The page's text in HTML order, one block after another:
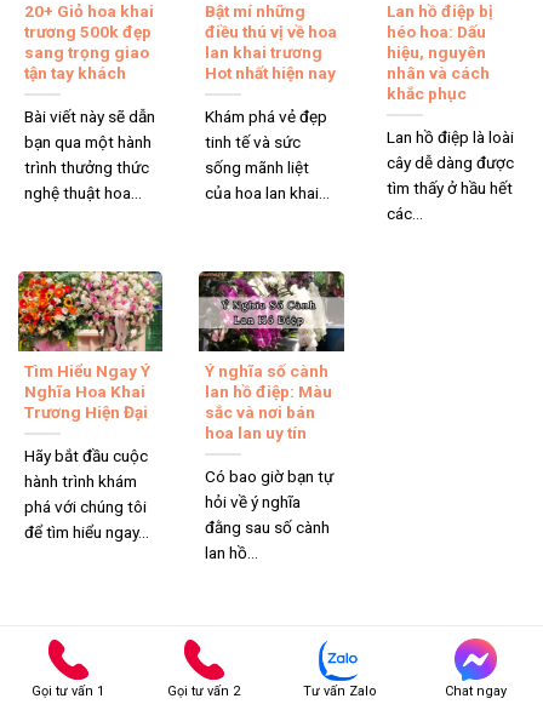
20+ Giỏ hoa khai
trương 500k đẹp
sang trọng giao
tận tay khách
Bài viết này sẽ dẫn
bạn qua một hành
trình thưởng thức
nghệ thuật hoa...
Bật mí những
điều thú vị về hoa
lan khai trương
Hot nhất hiện nay
Khám phá vẻ đẹp
tinh tế và sức
sống mãnh liệt
của hoa lan khai...
Lan hồ điệp bị
héo hoa: Dấu
hiệu, nguyên
nhân và cách
khắc phục
Lan hồ điệp là loài
cây dễ dàng được
tìm thấy ở hầu hết
các...
Tìm Hiểu Ngay Ý
Nghĩa Hoa Khai
Trương Hiện Đại
Hãy bắt đầu cuộc
hành trình khám
phá với chúng tôi
để tìm hiểu ngay...
Ý nghĩa số cành
lan hồ điệp: Màu
sắc và nơi bán
hoa lan uy tín
Có bao giờ bạn tự
hỏi về ý nghĩa
đằng sau số cành
lan hồ...
Nội dung Bình luận
Gọi tư vấn 1 Gọi tư vấn 2 Tư vấn Zalo Chat ngay